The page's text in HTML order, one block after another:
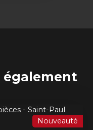
également
Nouveauté